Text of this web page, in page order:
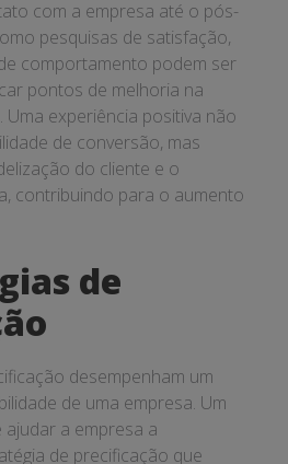
com a empresa até o pós-
pesquisas de satisfação,
comportamento podem ser
pontos de melhoria na
Uma experiência positiva não
de conversão, mas
do cliente e o
contribuindo para o aumento
de
desempenham um
de uma empresa. Um
a empresa a
de precificação que